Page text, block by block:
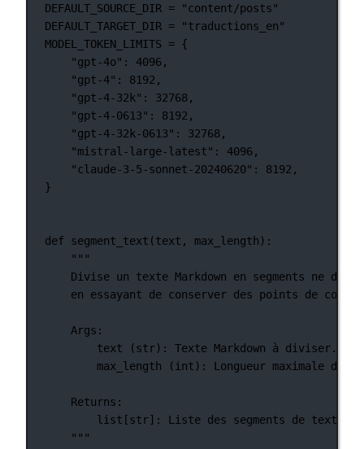
DEFAULT_SOURCE_DIR =
"content/posts"
DEFAULT_TARGET_DIR =
"traductions_en"
MODEL_TOKEN_LIMITS = {
"gpt-4o" : 4096,
"gpt-4" : 8192 ,
"gpt-4-32k" : 32768,
"gpt-4-0613" : 8192 ,
"gpt-4-32k-0613" : 32768,
"mistral-large-latest" : 4096,
"claude-3-5-sonnet-20240620" : 8192 ,
}
def segment_text (text, max_length):
"""
Divise un texte Markdown en segments ne
en essayant de conserver des points de
Args:
text (str): Texte Markdown à diviser.
max_length (int): Longueur maximale de
Returns:
list[str]: Liste des segments de texte
"""